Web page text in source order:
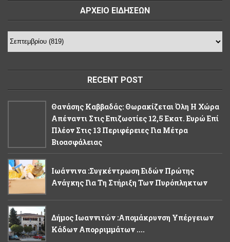
ΑΡΧΕΙΟ ΕΙΔΗΣΕΩΝ
RECENT POST
Θανάσης Καββαδάς: Θωρακίζεται Όλη Η Χώρα
Απέναντι Στις Επιζωοτίες 12,5 Εκατ. Ευρώ Επί
Πλέον Στις 13 Περιφέρειες Για Μέτρα
Βιοασφάλειας
Ιωάννινα :Συγκέντρωση Ειδών Πρώτης
Ανάγκης Για Τη Στήριξη Των Πυρόπληκτων
Δήμος Ιωαννιτών :Απομάκρυνση Υπέργειων
Κάδων Απορριμμάτων ....